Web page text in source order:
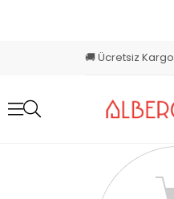
🚚 Ücretsiz Kargo